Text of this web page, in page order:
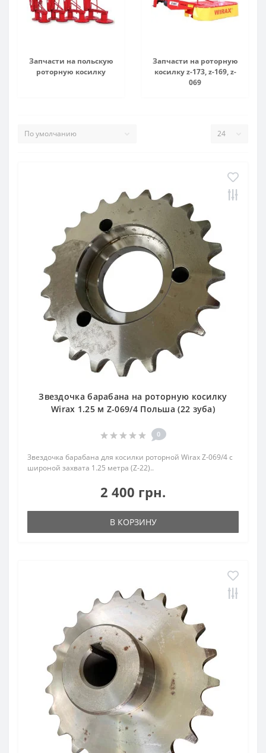
42 место)
Запчасти на польскую
роторную косилку
Запчасти на роторную
косилку z-173, z-169, z-
069
Звездочка барабана на роторную косилку
Wirax 1.25 м Z-069/4 Польша (22 зуба)
0
Звездочка барабана для косилки роторной Wirax Z-069/4 с
широной захвата 1.25 метра (Z-22)..
2 400 грн.
В КОРЗИНУ